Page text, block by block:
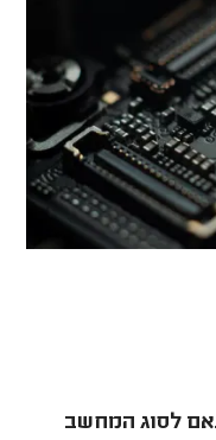
לסוג המחשב